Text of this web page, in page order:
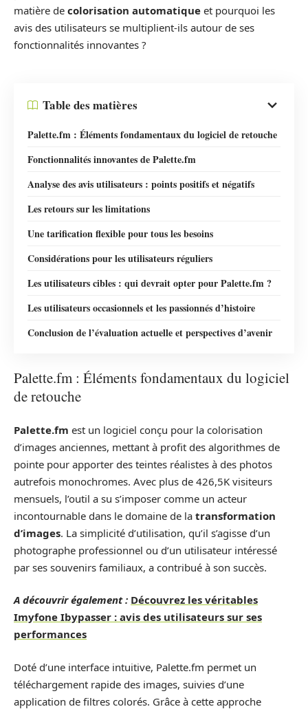
matière de colorisation automatique et pourquoi les
avis des utilisateurs se multiplient-ils autour de ses
fonctionnalités innovantes ?
Table des matières
Palette.fm : Éléments fondamentaux du logiciel de retouche
Fonctionnalités innovantes de Palette.fm
Analyse des avis utilisateurs : points positifs et négatifs
Les retours sur les limitations
Une tarification flexible pour tous les besoins
Considérations pour les utilisateurs réguliers
Les utilisateurs cibles : qui devrait opter pour Palette.fm ?
Les utilisateurs occasionnels et les passionnés d’histoire
Conclusion de l’évaluation actuelle et perspectives d’avenir
Palette.fm : Éléments fondamentaux du logiciel
de retouche
Palette.fm est un logiciel conçu pour la colorisation
d’images anciennes, mettant à profit des algorithmes de
pointe pour apporter des teintes réalistes à des photos
autrefois monochromes. Avec plus de 426,5K visiteurs
mensuels, l’outil a su s’imposer comme un acteur
incontournable dans le domaine de la transformation
d’images. La simplicité d’utilisation, qu’il s’agisse d’un
photographe professionnel ou d’un utilisateur intéressé
par ses souvenirs familiaux, a contribué à son succès.
A découvrir également : Découvrez les véritables
Imyfone Ibypasser : avis des utilisateurs sur ses
performances
Doté d’une interface intuitive, Palette.fm permet un
téléchargement rapide des images, suivies d’une
application de filtres colorés. Grâce à cette approche